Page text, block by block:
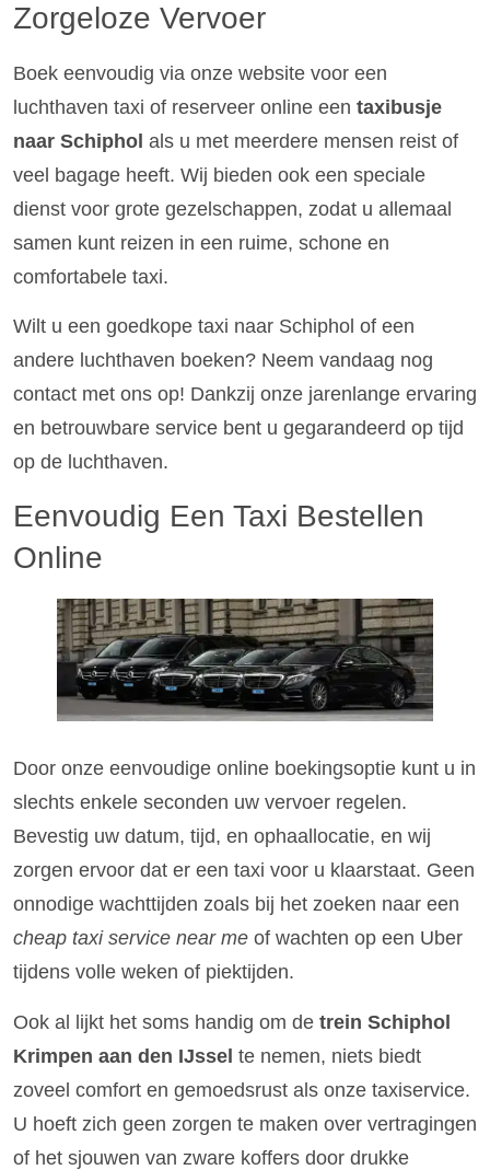
Zorgeloze Vervoer
Boek eenvoudig via onze website voor een
luchthaven taxi of reserveer online een taxibusje
naar Schiphol als u met meerdere mensen reist of
veel bagage heeft. Wij bieden ook een speciale
dienst voor grote gezelschappen, zodat u allemaal
samen kunt reizen in een ruime, schone en
comfortabele taxi.
Wilt u een goedkope taxi naar Schiphol of een
andere luchthaven boeken? Neem vandaag nog
contact met ons op! Dankzij onze jarenlange ervaring
en betrouwbare service bent u gegarandeerd op tijd
op de luchthaven.
Eenvoudig Een Taxi Bestellen
Online
Door onze eenvoudige online boekingsoptie kunt u in
slechts enkele seconden uw vervoer regelen.
Bevestig uw datum, tijd, en ophaallocatie, en wij
zorgen ervoor dat er een taxi voor u klaarstaat. Geen
onnodige wachttijden zoals bij het zoeken naar een
cheap taxi service near me of wachten op een Uber
tijdens volle weken of piektijden.
Ook al lijkt het soms handig om de trein Schiphol
Krimpen aan den IJssel te nemen, niets biedt
zoveel comfort en gemoedsrust als onze taxiservice.
U hoeft zich geen zorgen te maken over vertragingen
of het sjouwen van zware koffers door drukke